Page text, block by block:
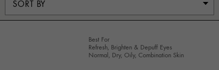
Best For
Refresh, Brighten & Depuff Eyes
Normal, Dry, Oily, Combination Skin